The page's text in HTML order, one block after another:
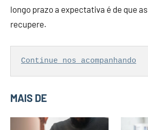
longo prazo a expectativa é de que as
recupere.
Continue nos acompanhando
MAIS DE